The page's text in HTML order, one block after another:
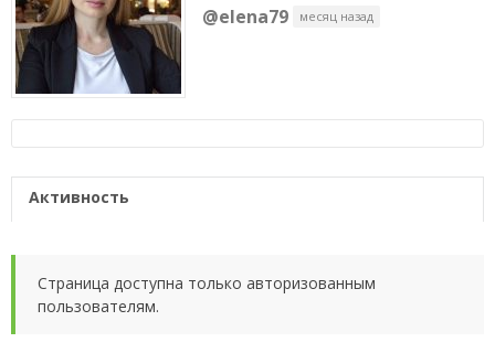
@elena79 месяц назад
Активность
Страница доступна только авторизованным
пользователям.